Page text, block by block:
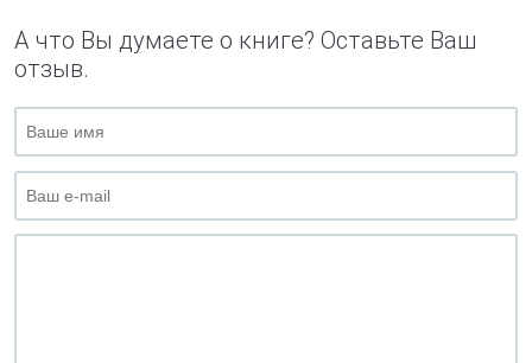
А что Вы думаете о книге? Оставьте Ваш
отзыв.